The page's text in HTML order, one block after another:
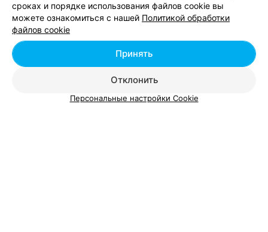
Безинъекционная карбокситерапия
от 55 руб.
Лифтинг
Неинвазивная карбокситерапия
от 45 руб.
сроках и порядке использования файлов cookie вы
можете ознакомиться с нашей Политикой обработки
файлов cookie
Отклонить
Принять
Персональные настройки Cookie